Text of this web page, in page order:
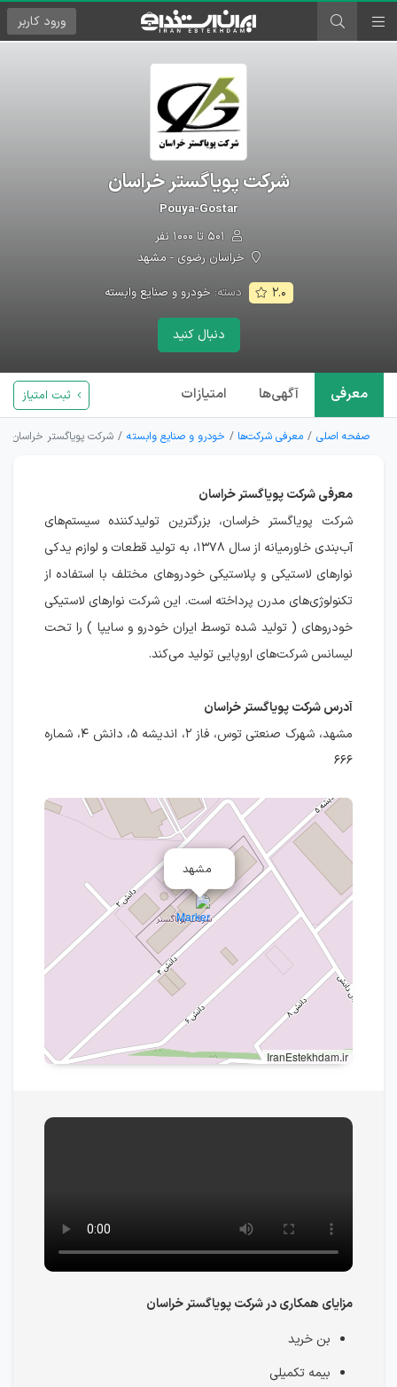
ورود کاربر
شرکت پویاگستر خراسان
Pouya-Gostar
خراسان رضوی - مشهد
۲.۰ دسته: خودرو و صنایع وابسته
دنبال کنید
معرفی آگهی‌ها امتیازات ثبت امتیاز
صفحه اصلی معرفی شرکت‌ها خودرو و صنایع وابسته شرکت پویاگستر خراسان
معرفی شرکت پویاگستر خراسان
شرکت پویاگستر خراسان، بزرگترین تولیدکننده سیستم‌های
آب‌بندی خاورمیانه از سال ۱۳۷۸، به تولید قطعات و لوازم یدکی
نوارهای لاستیکی و پلاستیکی خودروهای مختلف با استفاده از
تکنولوژی‌های مدرن پرداخته است. این شرکت نوارهای لاستیکی
خودروهای ( تولید شده توسط ایران خودرو و سایپا ) را تحت
لیسانس شرکت‌های اروپایی تولید می‌کند.
آدرس شرکت پویاگستر خراسان
مشهد، شهرک صنعتی توس، فاز ۲، اندیشه ۵، دانش ۴، شماره
۶۶۶
مشهد
IranEstekhdam.ir
مزایای همکاری در شرکت پویاگستر خراسان
بن خرید
بیمه تکمیلی